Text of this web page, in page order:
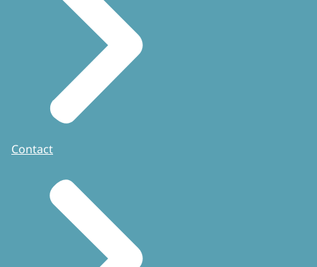
Contact